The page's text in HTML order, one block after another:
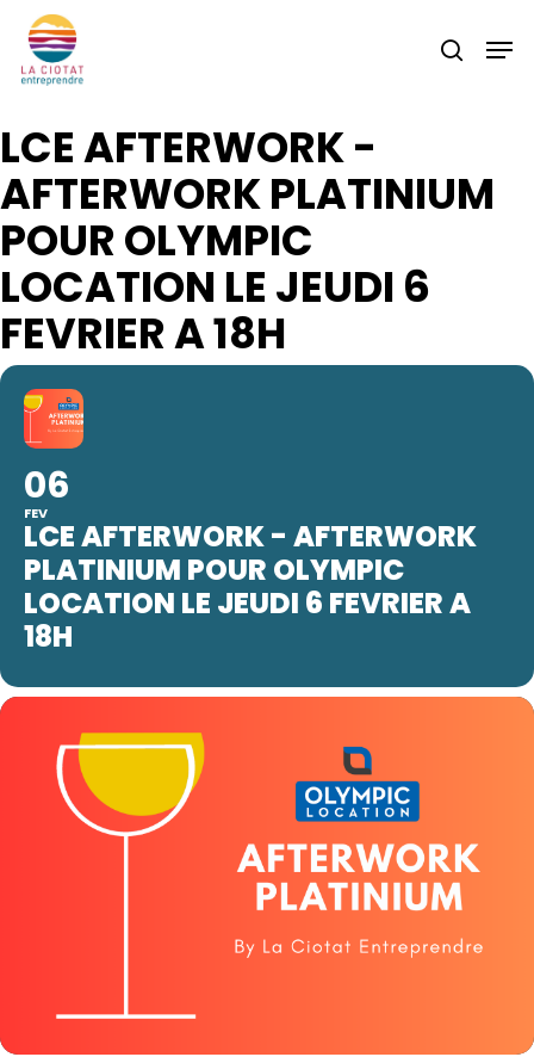
main
search
LCE AFTERWORK -
AFTERWORK PLATINIUM
POUR OLYMPIC
LOCATION LE JEUDI 6
FEVRIER A 18H
06
FEV
LCE AFTERWORK - AFTERWORK
PLATINIUM POUR OLYMPIC
LOCATION LE JEUDI 6 FEVRIER A
18H